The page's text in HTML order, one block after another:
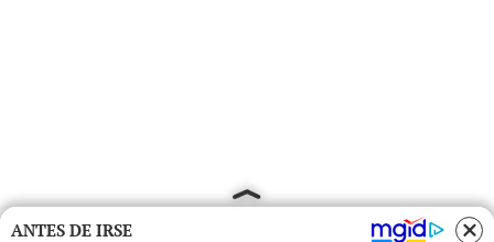
ANTES DE IRSE